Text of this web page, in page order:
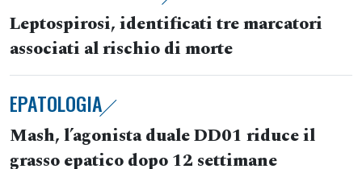
Leptospirosi, identificati tre marcatori
associati al rischio di morte
EPATOLOGIA
Mash, l’agonista duale DD01 riduce il
grasso epatico dopo 12 settimane